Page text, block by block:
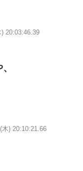
20:03:46.39
木) 20:10:21.66